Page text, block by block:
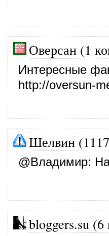
Оверсан (1
Интересные
http://oversun-
Шелвин
@Владимир:
bloggers.su